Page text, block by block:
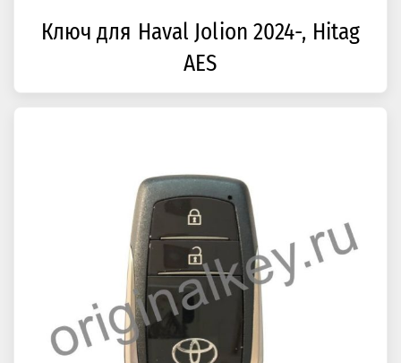
Ключ для Haval Jolion 2024-, Hitag
AES